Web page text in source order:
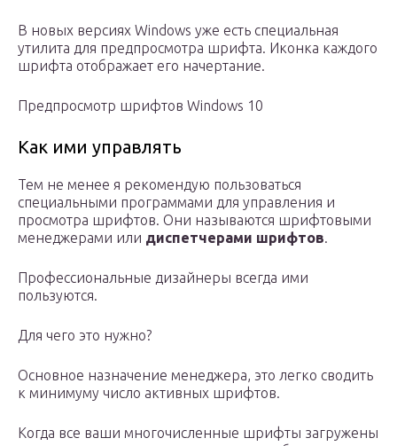
В новых версиях Windows уже есть специальная
утилита для предпросмотра шрифта. Иконка каждого
шрифта отображает его начертание.
Предпросмотр шрифтов Windows 10
Как ими управлять
Тем не менее я рекомендую пользоваться
специальными программами для управления и
просмотра шрифтов. Они называются шрифтовыми
менеджерами или диспетчерами шрифтов.
Профессиональные дизайнеры всегда ими
пользуются.
Для чего это нужно?
Основное назначение менеджера, это легко сводить
к минимуму число активных шрифтов.
Когда все ваши многочисленные шрифты загружены